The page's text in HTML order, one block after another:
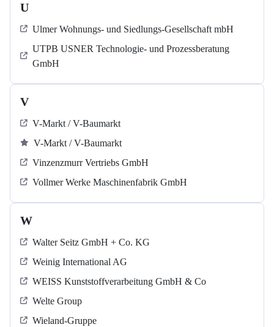
U
Ulmer Wohnungs- und Siedlungs-Gesellschaft mbH
UTPB USNER Technologie- und Prozessberatung
GmbH
V
V-Markt / V-Baumarkt
V-Markt / V-Baumarkt
Vinzenzmurr Vertriebs GmbH
Vollmer Werke Maschinenfabrik GmbH
W
Walter Seitz GmbH + Co. KG
Weinig International AG
WEISS Kunststoffverarbeitung GmbH & Co
Welte Group
Wieland-Gruppe